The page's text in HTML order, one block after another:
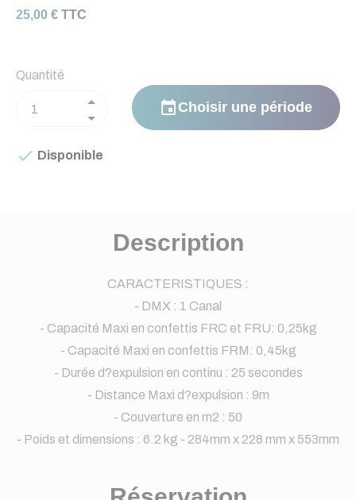
25,00 € TTC
Quantité
eventChoisir une période
 Disponible
Description
CARACTERISTIQUES :
- DMX : 1 Canal
- Capacité Maxi en confettis FRC et FRU: 0,25kg
- Capacité Maxi en confettis FRM: 0,45kg
- Durée d?expulsion en continu : 25 secondes
- Distance Maxi d?expulsion : 9m
- Couverture en m2 : 50
- Poids et dimensions : 6.2 kg - 284mm x 228 mm x 553mm